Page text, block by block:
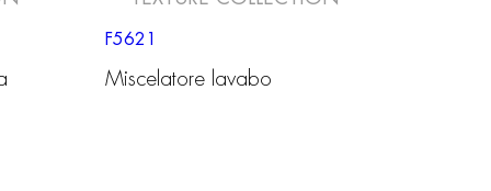
F5621
Miscelatore lavabo